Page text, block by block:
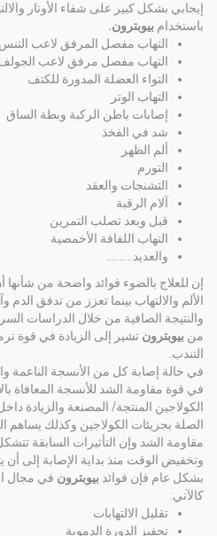
إيجابي بشكل كبير على شفاء الأوتار
باستخدام بيوبترون.
التهاب مفصل المرفق لاعب التنس
التهاب مفصل مرفق لاعب
التواء العضلة المدورة للكتف
التهاب الوتر
إصابات باطن الركبة وبطة الساق
شد في الفخذ
ألم الظهر
التورم
التشنجات والعقد
آلام الرقبة
قبل وبعد تصلب التمرين
التهاب اللفافة الأخمصية
والعديد..........
إن للعلاج بالضوء فوائد واضحة من
الألم والالتهاب بينما تعزز من تدفق
والنتيجة الصافية من خلال الدراسات
من بيوبترون تشير إلى الزيادة في قوة
التندب.
في حالة إصابة كل من الأنسجة الناعمة
في قوة مقاومة الشد للأنسجة المعافاة
الكولاجين المنتجة/ المصنعة والزيادة
الصلة بجزيئات الكولاجين وكذلك يساهم
مقاومة الشد وإن التأثيرات السابقة
وتخفيض الوقت منذ بداية الإصابة إلى أن
بشكل عام فإن فوائد بيوبترون في مجال
كالآتي:
تقليل الالتهابات
تحفيز الدورة الدموية